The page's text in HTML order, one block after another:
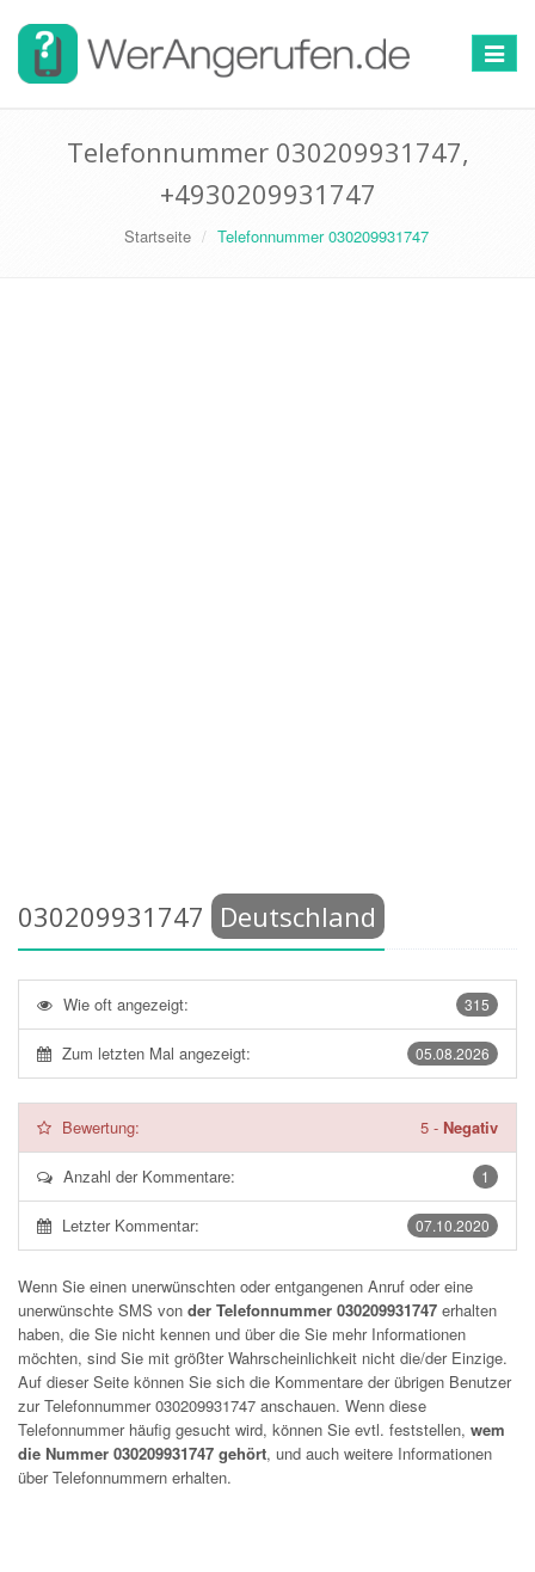
Toggle
Telefonnummer 030209931747,
+4930209931747
Startseite Telefonnummer 030209931747
030209931747 Deutschland
315
Wie oft angezeigt:
05.08.2026
Zum letzten Mal angezeigt:
Bewertung: 5 - Negativ
1
Anzahl der Kommentare:
07.10.2020
Letzter Kommentar:
Wenn Sie einen unerwünschten oder entgangenen Anruf oder eine
unerwünschte SMS von der Telefonnummer 030209931747 erhalten
haben, die Sie nicht kennen und über die Sie mehr Informationen
möchten, sind Sie mit größter Wahrscheinlichkeit nicht die/der Einzige.
Auf dieser Seite können Sie sich die Kommentare der übrigen Benutzer
zur Telefonnummer030209931747 anschauen. Wenn diese
Telefonnummer häufig gesucht wird, können Sie evtl. feststellen, wem
die Nummer 030209931747 gehört, und auch weitere Informationen
über Telefonnummern erhalten.